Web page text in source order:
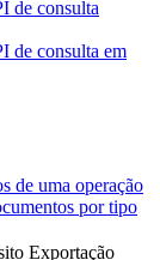
de consulta
de consulta em
de uma operação
por tipo
Exportação